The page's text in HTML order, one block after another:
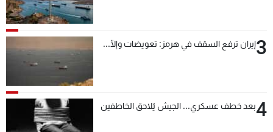
3إيران ترفع السقف في هرمز: تعويضات وإلّا...
4بعد خطف عسكري... الجيش يُلاحق الخاطفين